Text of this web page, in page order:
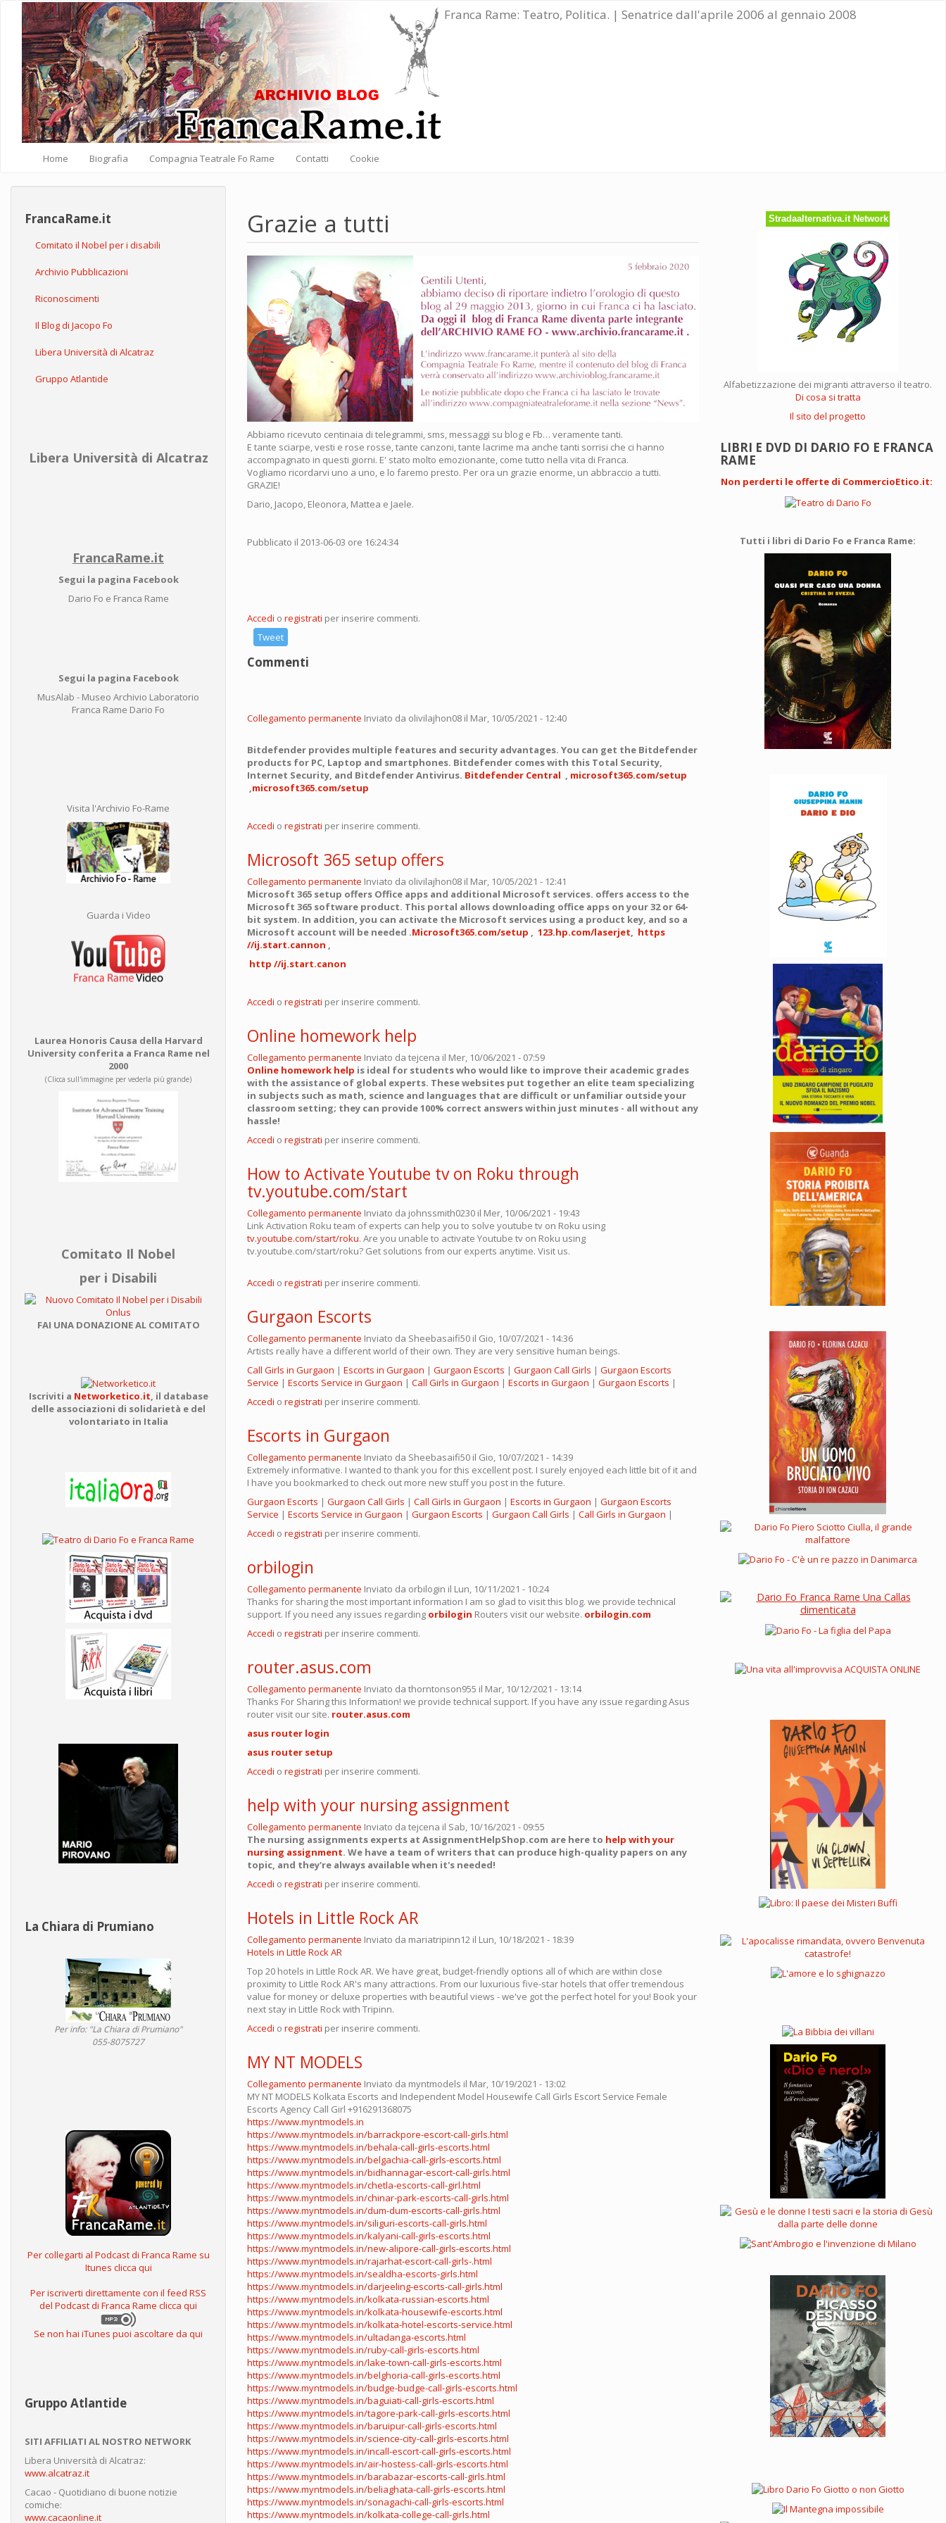
Salta al contenuto principale Franca Rame: Teatro, Politica. | Senatrice dall'aprile 2006 al gennaio 2008
Home Biografia Compagnia Teatrale Fo Rame Contatti Cookie
FrancaRame.it
Comitato il Nobel per i disabili
Archivio Pubblicazioni
Riconoscimenti
Il Blog di Jacopo Fo
Libera Università di Alcatraz
Gruppo Atlantide
Libera Università di Alcatraz
FrancaRame.it
Segui la pagina Facebook
Dario Fo e Franca Rame
Segui la pagina Facebook
MusAlab - Museo Archivio Laboratorio
Franca Rame Dario Fo
Visita l'Archivio Fo-Rame
Guarda i Video
Laurea Honoris Causa della Harvard
University conferita a Franca Rame nel
2000
(Clicca sull'immagine per vederla più grande)
Comitato Il Nobel
per i Disabili
FAI UNA DONAZIONE AL COMITATO
Iscriviti a Networketico.it il database
delle associazioni di solidarietà e del
volontariato in Italia
La Chiara di Prumiano
Per info: "La Chiara di Prumiano"
055-8075727
Per collegarti al Podcast di Franca Rame su
Itunes clicca qui
Per iscriverti direttamente con il feed RSS
del Podcast di Franca Rame clicca qui
Se non hai iTunes puoi ascoltare da qui
Gruppo Atlantide
SITI AFFILIATI AL NOSTRO NETWORK
Libera Università di Alcatraz:
www.alcatraz.it
Cacao - Quotidiano di buone notizie
comiche:
www.cacaonline.it
Grazie a tutti
Abbiamo ricevuto centinaia di telegrammi, sms, messaggi su blog e Fb… veramente tanti.
E tante sciarpe, vesti e rose rosse, tante canzoni, tante lacrime ma anche tanti sorrisi che ci hanno
accompagnato in questi giorni. E' stato molto emozionante, come tutto nella vita di Franca.
Vogliamo ricordarvi uno a uno, e lo faremo presto. Per ora un grazie enorme, un abbraccio a tutti.
GRAZIE!
Dario, Jacopo, Eleonora, Mattea e Jaele.
Pubblicato il 2013-06-03 ore 16:24:34
Accedi o registrati per inserire commenti.
Tweet
Commenti
Collegamento permanente Inviato da olivilajhon08 il Mar, 10/05/2021 - 12:40
Bitdefender provides multiple features and security advantages. You can get the Bitdefender
products for PC, Laptop and smartphones. Bitdefender comes with this Total Security,
Internet Security, and Bitdefender Antivirus. Bitdefender Central , microsoft365.com/setup
,microsoft365.com/setup
Accedi o registrati per inserire commenti.
Microsoft 365 setup offers
Collegamento permanente Inviato da olivilajhon08 il Mar, 10/05/2021 - 12:41
Microsoft 365 setup offers Office apps and additional Microsoft services. offers access to the
Microsoft 365 software product. This portal allows downloading office apps on your 32 or 64-
bit system. In addition, you can activate the Microsoft services using a product key, and so a
Microsoft account will be needed .Microsoft365.com/setup , 123.hp.com/laserjet, https
//ij.start.cannon ,
http //ij.start.canon
Accedi o registrati per inserire commenti.
Online homework help
Collegamento permanente Inviato da tejcena il Mer, 10/06/2021 - 07:59
Online homework help is ideal for students who would like to improve their academic grades
with the assistance of global experts. These websites put together an elite team specializing
in subjects such as math, science and languages that are difficult or unfamiliar outside your
classroom setting; they can provide 100% correct answers within just minutes - all without any
hassle!
Accedi o registrati per inserire commenti.
How to Activate Youtube tv on Roku through
tv.youtube.com/start
Collegamento permanente Inviato da johnssmith0230 il Mer, 10/06/2021 - 19:43
Link Activation Roku team of experts can help you to solve youtube tv on Roku using
tv.youtube.com/start/roku. Are you unable to activate Youtube tv on Roku using
tv.youtube.com/start/roku? Get solutions from our experts anytime. Visit us.
Accedi o registrati per inserire commenti.
Gurgaon Escorts
Collegamento permanente Inviato da Sheebasaifi50 il Gio, 10/07/2021 - 14:36
Artists really have a different world of their own. They are very sensitive human beings.
Call Girls in Gurgaon | Escorts in Gurgaon | Gurgaon Escorts | Gurgaon Call Girls | Gurgaon Escorts
Service | Escorts Service in Gurgaon | Call Girls in Gurgaon | Escorts in Gurgaon | Gurgaon Escorts |
Accedi o registrati per inserire commenti.
Escorts in Gurgaon
Collegamento permanente Inviato da Sheebasaifi50 il Gio, 10/07/2021 - 14:39
Extremely informative. I wanted to thank you for this excellent post. I surely enjoyed each little bit of it and
I have you bookmarked to check out more new stuff you post in the future.
Gurgaon Escorts | Gurgaon Call Girls | Call Girls in Gurgaon | Escorts in Gurgaon | Gurgaon Escorts
Service | Escorts Service in Gurgaon | Gurgaon Escorts | Gurgaon Call Girls | Call Girls in Gurgaon |
Accedi o registrati per inserire commenti.
orbilogin
Collegamento permanente Inviato da orbilogin il Lun, 10/11/2021 - 10:24
Thanks for sharing the most important information I am so glad to visit this blog. we provide technical
support. If you need any issues regarding orbilogin Routers visit our website. orbilogin.com
Accedi o registrati per inserire commenti.
router.asus.com
Collegamento permanente Inviato da thorntonson955 il Mar, 10/12/2021 - 13:14
Thanks For Sharing this Information! we provide technical support. If you have any issue regarding Asus
router visit our site. router.asus.com
asus router login
asus router setup
Accedi o registrati per inserire commenti.
help with your nursing assignment
Collegamento permanente Inviato da tejcena il Sab, 10/16/2021 - 09:55
The nursing assignments experts at AssignmentHelpShop.com are here to help with your
nursing assignment. We have a team of writers that can produce high-quality papers on any
topic, and they're always available when it's needed!
Accedi o registrati per inserire commenti.
Hotels in Little Rock AR
Collegamento permanente Inviato da mariatripinn12 il Lun, 10/18/2021 - 18:39
Hotels in Little Rock AR
Top 20 hotels in Little Rock AR. We have great, budget-friendly options all of which are within close
proximity to Little Rock AR's many attractions. From our luxurious five-star hotels that offer tremendous
value for money or deluxe properties with beautiful views - we've got the perfect hotel for you! Book your
next stay in Little Rock with Tripinn.
Accedi o registrati per inserire commenti.
MY NT MODELS
Collegamento permanente Inviato da myntmodels il Mar, 10/19/2021 - 13:02
MY NT MODELS Kolkata Escorts and Independent Model Housewife Call Girls Escort Service Female
Escorts Agency Call Girl +916291368075
https://www.myntmodels.in
https://www.myntmodels.in/barrackpore-escort-call-girls.html
https://www.myntmodels.in/behala-call-girls-escorts.html
https://www.myntmodels.in/belgachia-call-girls-escorts.html
https://www.myntmodels.in/bidhannagar-escort-call-girls.html
https://www.myntmodels.in/chetla-escorts-call-girl.html
https://www.myntmodels.in/chinar-park-escorts-call-girls.html
https://www.myntmodels.in/dum-dum-escorts-call-girls.html
https://www.myntmodels.in/siliguri-escorts-call-girls.html
https://www.myntmodels.in/kalyani-call-girls-escorts.html
https://www.myntmodels.in/new-alipore-call-girls-escorts.html
https://www.myntmodels.in/rajarhat-escort-call-girls-.html
https://www.myntmodels.in/sealdha-escorts-girls.html
https://www.myntmodels.in/darjeeling-escorts-call-girls.html
https://www.myntmodels.in/kolkata-russian-escorts.html
https://www.myntmodels.in/kolkata-housewife-escorts.html
https://www.myntmodels.in/kolkata-hotel-escorts-service.html
https://www.myntmodels.in/ultadanga-escorts.html
https://www.myntmodels.in/ruby-call-girls-escorts.html
https://www.myntmodels.in/lake-town-call-girls-escorts.html
https://www.myntmodels.in/belghoria-call-girls-escorts.html
https://www.myntmodels.in/budge-budge-call-girls-escorts.html
https://www.myntmodels.in/baguiati-call-girls-escorts.html
https://www.myntmodels.in/tagore-park-call-girls-escorts.html
https://www.myntmodels.in/baruipur-call-girls-escorts.html
https://www.myntmodels.in/science-city-call-girls-escorts.html
https://www.myntmodels.in/incall-escort-call-girls-escorts.html
https://www.myntmodels.in/air-hostess-call-girls-escorts.html
https://www.myntmodels.in/barabazar-escorts-call-girls.html
https://www.myntmodels.in/beliaghata-call-girls-escorts.html
https://www.myntmodels.in/sonagachi-call-girls-escorts.html
https://www.myntmodels.in/kolkata-college-call-girls.html
Stradaalternativa.it Network
Alfabetizzazione dei migranti attraverso il teatro.
Di cosa si tratta
Il sito del progetto
LIBRI E DVD DI DARIO FO E FRANCA
RAME
Non perderti le offerte di CommercioEtico.it:
Tutti i libri di Dario Fo e Franca Rame: